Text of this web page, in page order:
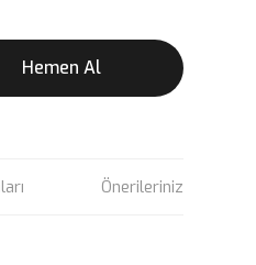
Hemen Al
Önerileriniz